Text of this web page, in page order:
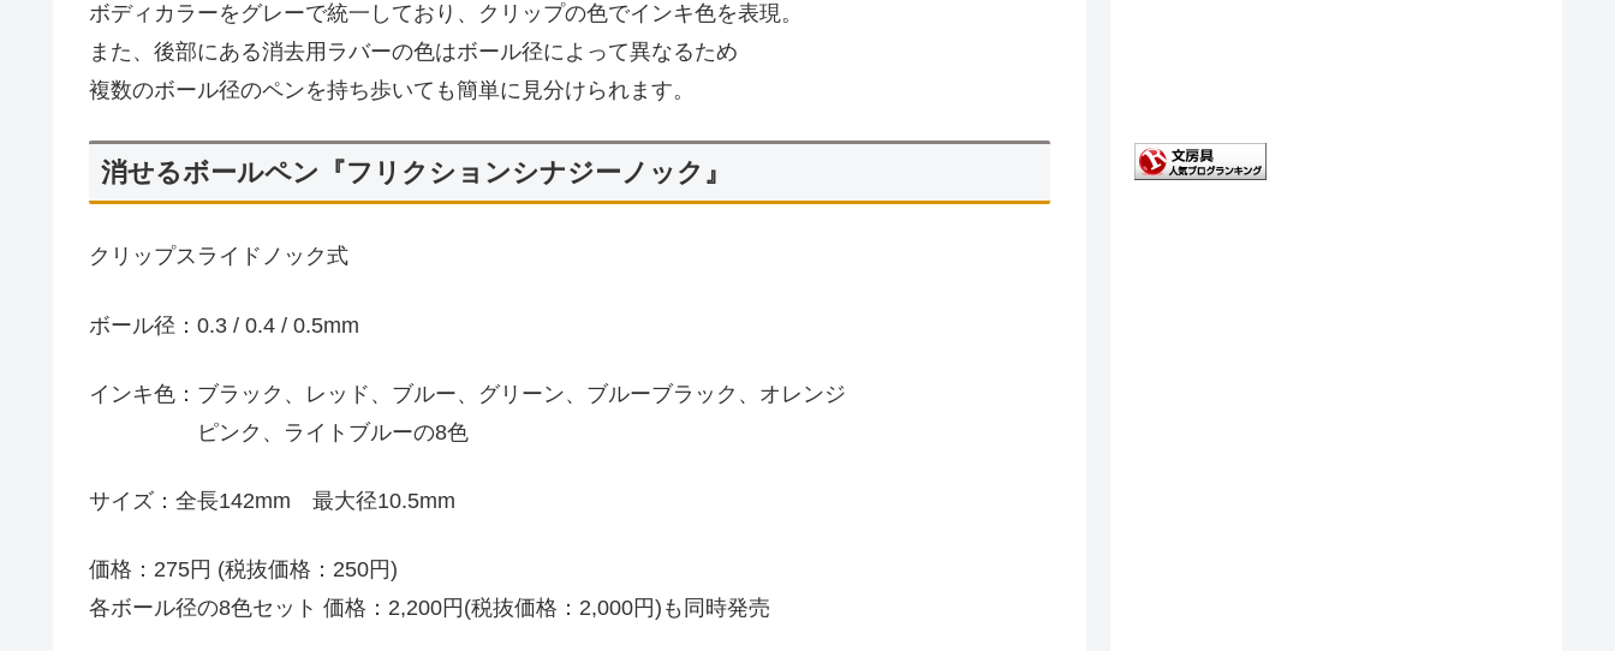
ボディカラーをグレーで統一しており、クリップの色でインキ色を表現。
また、後部にある消去用ラバーの色はボール径によって異なるため
複数のボール径のペンを持ち歩いても簡単に見分けられます。
消せるボールペン『フリクションシナジーノック』
クリップスライドノック式
ボール径：0.3 / 0.4 / 0.5mm
インキ色：ブラック、レッド、ブルー、グリーン、ブルーブラック、オレンジ
ピンク、ライトブルーの8色
サイズ：全長142mm 最大径10.5mm
価格：275円 (税抜価格：250円)
各ボール径の8色セット 価格：2,200円(税抜価格：2,000円)も同時発売